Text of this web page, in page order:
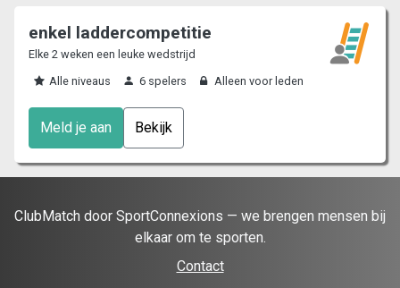
enkel laddercompetitie
Elke 2 weken een leuke wedstrijd
Alle niveaus
6 spelers Alleen voor leden
Meld je aan Bekijk
ClubMatch door SportConnexions — we brengen mensen bij
elkaar om te sporten.
Contact